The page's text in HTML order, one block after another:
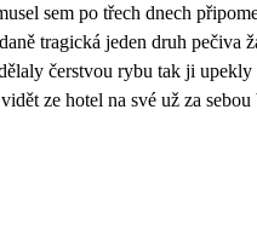
sem po třech dnech
jeden jogurt a tvaroh nebo banány ani plátkový sýr,obědy byly trochu
čerstvou rybu tak ji
ze hotel na své už za